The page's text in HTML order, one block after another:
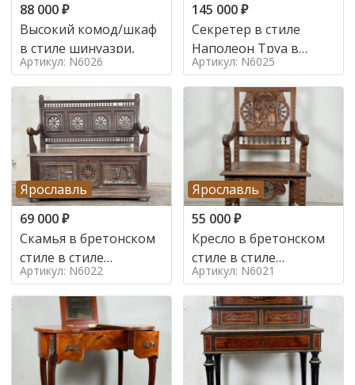
88 000₽
Высокий комод/шкаф
в стиле шинуазри,
Артикул: N6026
145 000₽
Секретер в стиле
Наполеон Труа в
стиле 19 век
Артикул: N6025
Ярославль
69 000₽
Скамья в бретонском
стиле в стиле
Артикул: N6022
Ярославль
55 000₽
Кресло в бретонском
стиле в стиле
Артикул: N6021